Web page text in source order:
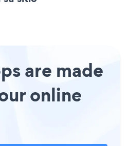
are made
online